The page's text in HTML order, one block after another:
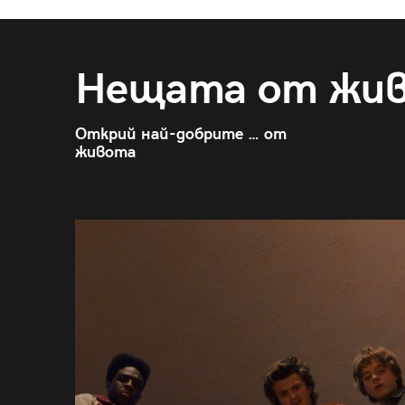
Нещата от
Открий най-добрите … от
живота